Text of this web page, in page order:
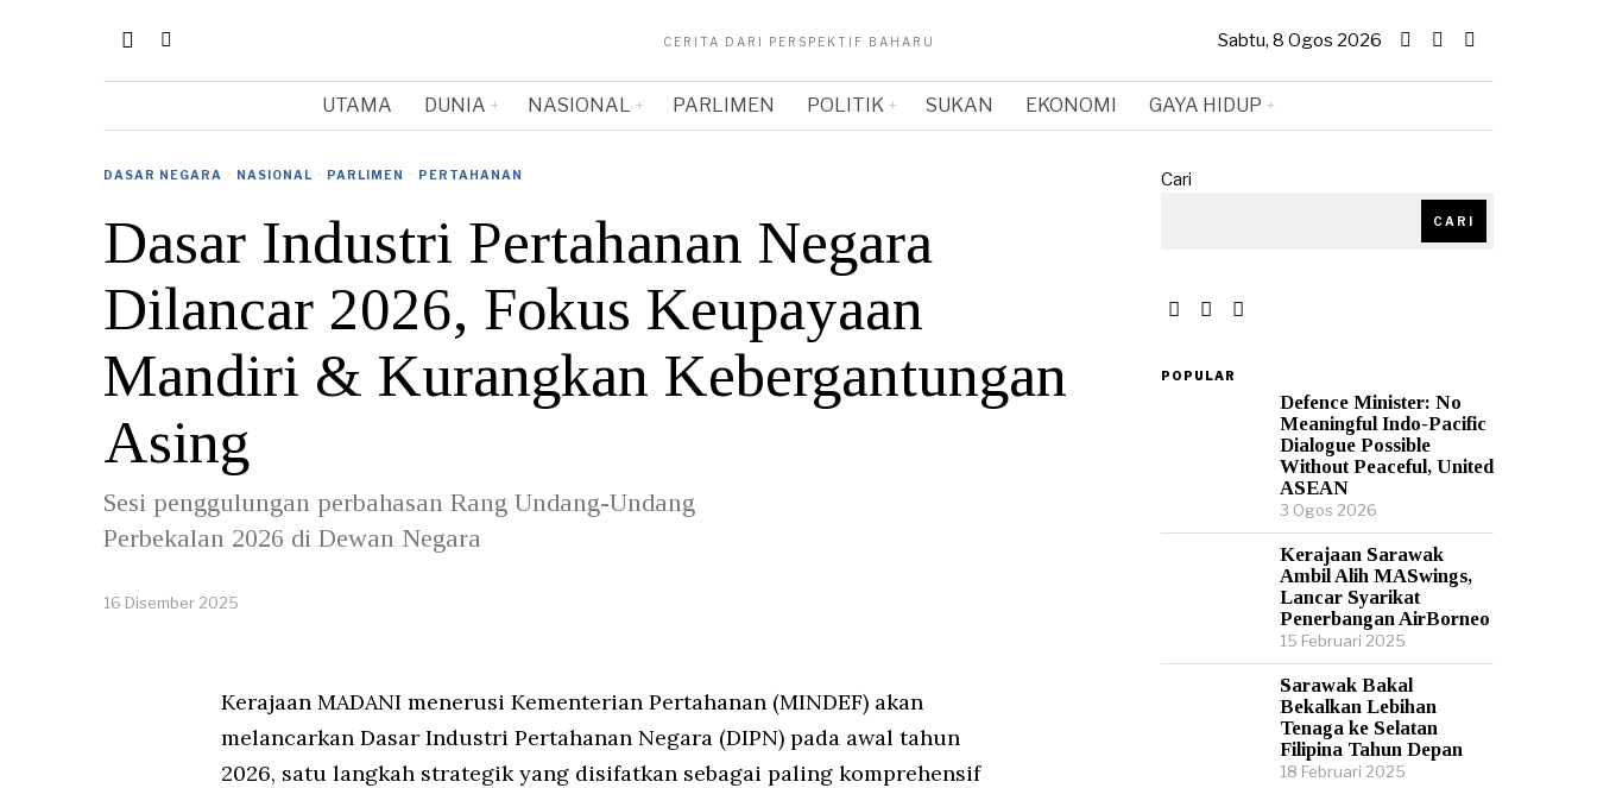
CERITA DARI PERSPEKTIF BAHARU Sabtu, 8 Ogos 2026
UTAMA DUNIA NASIONAL PARLIMEN POLITIK SUKAN EKONOMI GAYA HIDUP
DASAR NEGARA · NASIONAL · PARLIMEN · PERTAHANAN
Dasar Industri Pertahanan Negara
Dilancar 2026, Fokus Keupayaan
Mandiri & Kurangkan Kebergantungan
Asing
Sesi penggulungan perbahasan Rang Undang-Undang
Perbekalan 2026 di Dewan Negara
16 Disember 2025
Kerajaan MADANI menerusi Kementerian Pertahanan (MINDEF) akan
melancarkan Dasar Industri Pertahanan Negara (DIPN) pada awal tahun
2026, satu langkah strategik yang disifatkan sebagai paling komprehensif
Cari
CARI
POPULAR
Defence Minister: No
Meaningful Indo-Pacific
Dialogue Possible
Without Peaceful, United
ASEAN
3 Ogos 2026
Kerajaan Sarawak
Ambil Alih MASwings,
Lancar Syarikat
Penerbangan AirBorneo
15 Februari 2025
Sarawak Bakal
Bekalkan Lebihan
Tenaga ke Selatan
Filipina Tahun Depan
18 Februari 2025